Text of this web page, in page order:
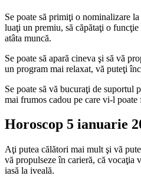
Se poate să primiţi o nominalizare
luaţi un premiu, să căpătaţi o funcţie
atâta muncă.
Se poate să apară cineva şi să vă
un program mai relaxat, vă puteţi
Se poate să vă bucuraţi de suportul
mai frumos cadou pe care vi-l poate
Horoscop 5 ianuarie
Aţi putea călători mai mult şi vă
vă propulseze în carieră, că vocaţia
iasă la iveală.